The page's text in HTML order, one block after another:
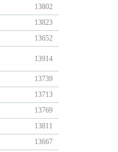
13802
13823
13652
13914
13739
13713
13769
13811
13667